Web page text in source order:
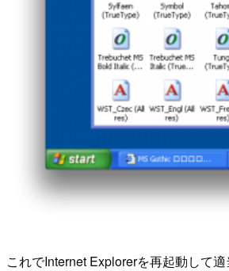
これでInternet Explorerを再起動して